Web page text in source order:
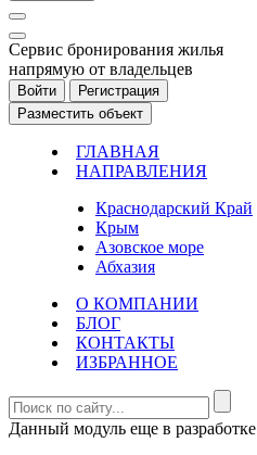
Cервис бронирования жилья
напрямую от владельцев
Войти
Регистрация
Разместить объект
ГЛАВНАЯ
НАПРАВЛЕНИЯ
Краснодарский Край
Крым
Азовское море
Абхазия
О КОМПАНИИ
БЛОГ
КОНТАКТЫ
ИЗБРАННОЕ
Данный модуль еще в разработке